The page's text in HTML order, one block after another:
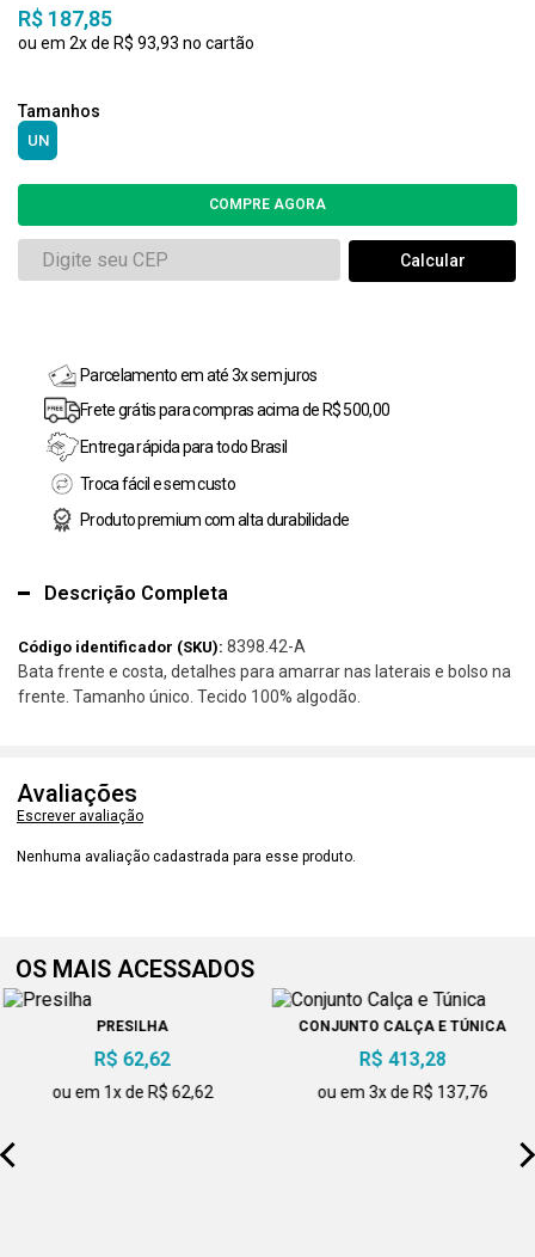
R$ 187,85
2x R$ 93,93
UN
Parcelamento em até 3x sem juros
Frete grátis para compras acima de R$ 500,00
Entrega rápida para todo Brasil
Troca fácil e sem custo
Produto premium com alta durabilidade
Descrição Completa
Código identificador (SKU): 8398.42-A
Bata frente e costa, detalhes para amarrar nas laterais e bolso na
frente. Tamanho único. Tecido 100% algodão.
Avaliações
Escrever avaliação
Nenhuma avaliação cadastrada para esse produto.
OS MAIS ACESSADOS
PRESILHA
R$ 62,62
ou em 1x de R$ 62,62
CONJUNTO CALÇA E TÚNICA
R$ 413,28
ou em 3x de R$ 137,76